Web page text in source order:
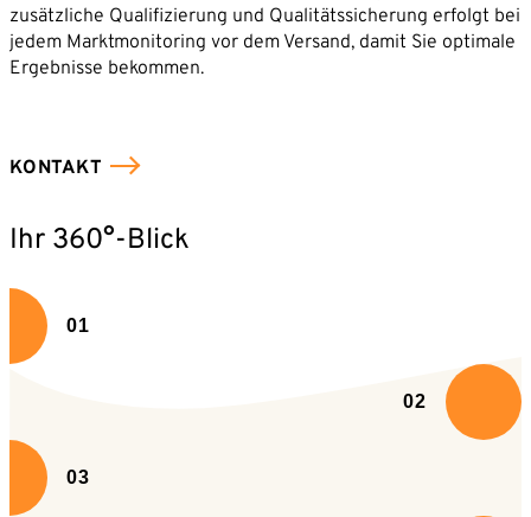
KONTAKT
zusätzliche Qualifizierung und Qualitätssicherung erfolgt bei
jedem Marktmonitoring vor dem Versand, damit Sie optimale
Ergebnisse bekommen.
Ihr 360°-Blick
01
02
03
Mit dem Absenden willigen Sie ein, dass die SVP
Deutschland AG Ihre angegebenen Kontaktdaten
Datenschutzerklärung